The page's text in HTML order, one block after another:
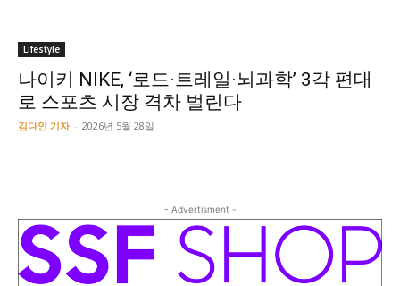
Lifestyle
나이키 NIKE, ‘로드·트레일·뇌과학’ 3각 편대
로 스포츠 시장 격차 벌린다
김다인 기자 - 2026년 5월 28일
- Advertisment -